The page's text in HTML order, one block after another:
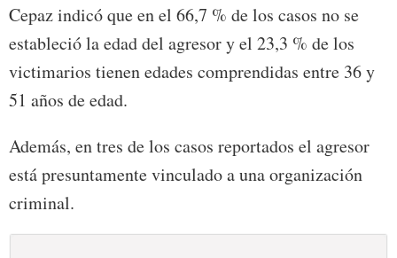
Cepaz indicó que en el 66,7 % de los casos no se
estableció la edad del agresor y el 23,3 % de los
victimarios tienen edades comprendidas entre 36 y
51 años de edad.
Además, en tres de los casos reportados el agresor
está presuntamente vinculado a una organización
criminal.